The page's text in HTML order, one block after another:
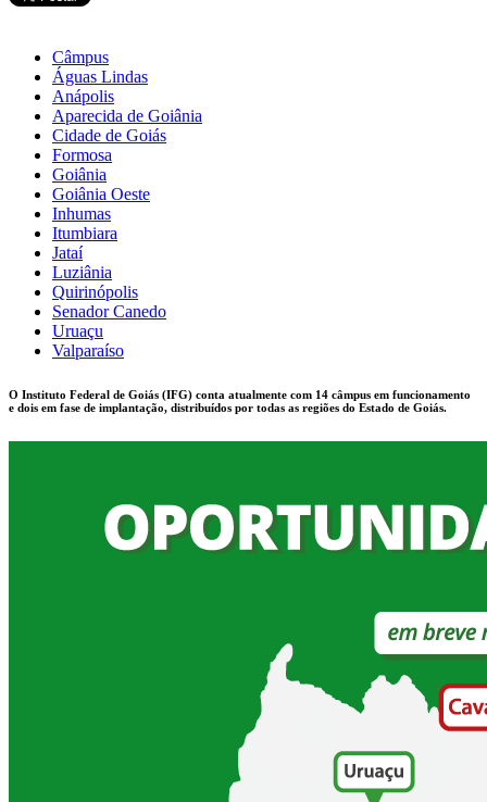
Câmpus
Águas Lindas
Anápolis
Aparecida de Goiânia
Cidade de Goiás
Formosa
Goiânia
Goiânia Oeste
Inhumas
Itumbiara
Jataí
Luziânia
Quirinópolis
Senador Canedo
Uruaçu
Valparaíso
O Instituto Federal de Goiás (IFG) conta atualmente com 14 câmpus em funcionamento
e dois em fase de implantação, distribuídos por todas as regiões do Estado de Goiás.